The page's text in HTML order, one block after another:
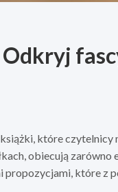
Odkryj
które
obiecują
propozycjami, które z